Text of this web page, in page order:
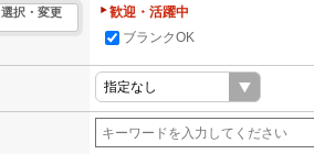
選択・変更
歓迎・活躍中
ブランクOK